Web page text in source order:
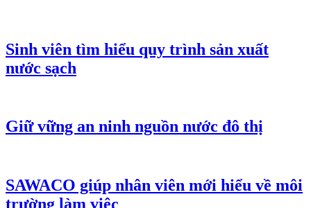
Sinh viên tìm hiểu quy trình sản xuất
nước sạch
Giữ vững an ninh nguồn nước đô thị
SAWACO giúp nhân viên mới hiểu về môi
trường làm việc